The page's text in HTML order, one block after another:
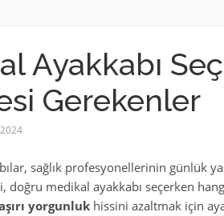
Ayakkabı
Gerekenler
sağlık profesyonellerinin günlük
doğru medikal ayakkabı seçerken
yorgunlukhissini azaltmak için